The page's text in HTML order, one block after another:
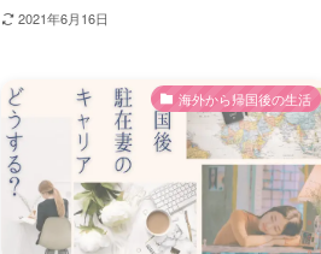
2021年6月16日
海外から帰国後の生活